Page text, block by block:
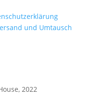
und Umtausch
2022